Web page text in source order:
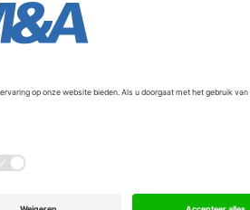
heeft een WTA-vergunning
sindsdien het ene na het andere
bedrijf heeft meer dan zeventig
ondersteunt op het gebied van
details over de deal zijn niet